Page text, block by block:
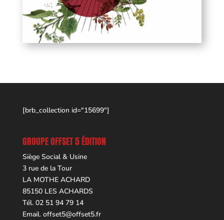
[brb_collection id="15699"]
GROUPE OFFSET 5 ÉDITION
Siège Social & Usine
3 rue de la Tour
LA MOTHE ACHARD
85150 LES ACHARDS
Tél. 02 51 94 79 14
Email. offset5@offset5.fr